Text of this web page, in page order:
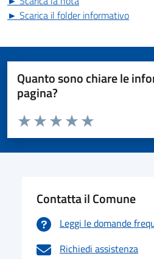
► Scarica il folder informativo
Quanto sono chiare le
pagina?
Valuta da 1 a 5 stelle la pagina
Valuta 5 stelle su
Valuta 4 stelle su 5
Valuta 3 stelle su 5
Valuta 2 stelle su 5
Valuta 1 stelle su 5
Contatta il Comune
Leggi le domande
Richiedi assistenza